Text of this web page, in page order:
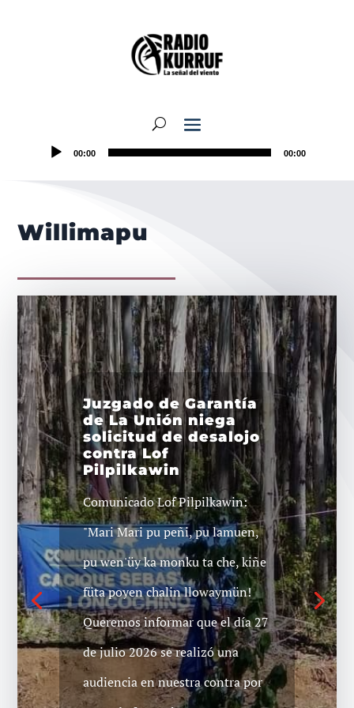
00:00 00:00
Willimapu
Juzgado de Garantía
de La Unión niega
solicitud de desalojo
contra Lof
Pilpilkawin
Comunicado Lof Pilpilkawin:
"Mari Mari pu peñi, pu lamuen,
pu wen'üy ka monku ta che, kiñe
füta poyen chalin llowaymün!
Queremos informar que el día 27
de julio 2026 se realizó una
audiencia en nuestra contra por
Lof Winkül Küsra
solicita que fiscalía
realice la
formalización de
cargos luego de 4
años de investigación
en su contra
"Mari Mari monkü eimünLes
informamos a ustedes el
resultado de la audiencia
sostenida en el juzgado de
garantía de Osorno, donde a